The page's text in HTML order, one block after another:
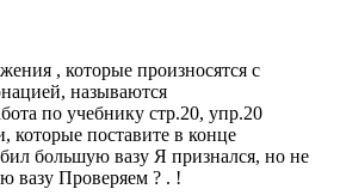
, которые произносятся с
называются
по учебнику стр.20, упр.20
которые поставите в конце
большую вазу Я признался, но не
вазу Проверяем ? . !